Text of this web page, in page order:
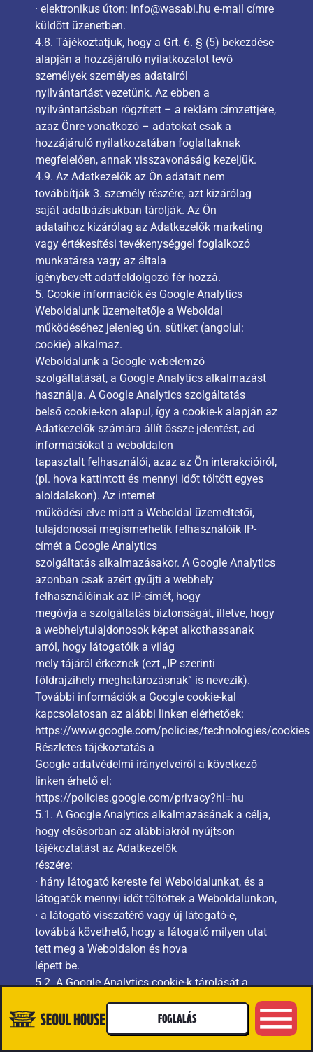
FOGLALÁS
· elektronikus úton: info@wasabi.hu e-mail címre
küldött üzenetben.
4.8. Tájékoztatjuk, hogy a Grt. 6. § (5) bekezdése
alapján a hozzájáruló nyilatkozatot tevő
személyek személyes adatairól
nyilvántartást vezetünk. Az ebben a
nyilvántartásban rögzített – a reklám címzettjére,
azaz Önre vonatkozó – adatokat csak a
hozzájáruló nyilatkozatában foglaltaknak
megfelelően, annak visszavonásáig kezeljük.
4.9. Az Adatkezelők az Ön adatait nem
továbbítják 3. személy részére, azt kizárólag
saját adatbázisukban tárolják. Az Ön
adataihoz kizárólag az Adatkezelők marketing
vagy értékesítési tevékenységgel foglalkozó
munkatársa vagy az általa
igénybevett adatfeldolgozó fér hozzá.
5. Cookie információk és Google Analytics
Weboldalunk üzemeltetője a Weboldal
működéséhez jelenleg ún. sütiket (angolul:
cookie) alkalmaz.
Weboldalunk a Google webelemző
szolgáltatását, a Google Analytics alkalmazást
használja. A Google Analytics szolgáltatás
belső cookie-kon alapul, így a cookie-k alapján az
Adatkezelők számára állít össze jelentést, ad
információkat a weboldalon
tapasztalt felhasználói, azaz az Ön interakcióiról,
(pl. hova kattintott és mennyi időt töltött egyes
aloldalakon). Az internet
működési elve miatt a Weboldal üzemeltetői,
tulajdonosai megismerhetik felhasználóik IP-
címét a Google Analytics
szolgáltatás alkalmazásakor. A Google Analytics
azonban csak azért gyűjti a webhely
felhasználóinak az IP-címét, hogy
megóvja a szolgáltatás biztonságát, illetve, hogy
a webhelytulajdonosok képet alkothassanak
arról, hogy látogatóik a világ
mely tájáról érkeznek (ezt „IP szerinti
földrajzihely meghatározásnak” is nevezik).
További információk a Google cookie-kal
kapcsolatosan az alábbi linken elérhetőek:
https://www.google.com/policies/technologies/cookies
Részletes tájékoztatás a
Google adatvédelmi irányelveiről a következő
linken érhető el:
https://policies.google.com/privacy?hl=hu
5.1. A Google Analytics alkalmazásának a célja,
hogy elsősorban az alábbiakról nyújtson
tájékoztatást az Adatkezelők
részére:
· hány látogató kereste fel Weboldalunkat, és a
látogatók mennyi időt töltöttek a Weboldalunkon,
· a látogató visszatérő vagy új látogató-e,
továbbá követhető, hogy a látogató milyen utat
tett meg a Weboldalon és hova
lépett be.
5.2. A Google Analytics cookie-k tárolását a
felhasználó a böngészőjének beállításainál
megakadályozhatja, azonban ez a
Weboldal megfelelő működését korlátozhatja. A